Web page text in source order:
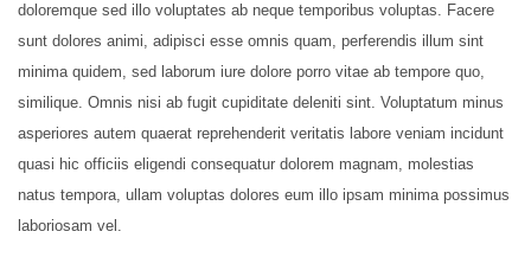
doloremque sed illo voluptates ab neque temporibus voluptas. Facere
sunt dolores animi, adipisci esse omnis quam, perferendis illum sint
minima quidem, sed laborum iure dolore porro vitae ab tempore quo,
similique. Omnis nisi ab fugit cupiditate deleniti sint. Voluptatum minus
asperiores autem quaerat reprehenderit veritatis labore veniam incidunt
quasi hic officiis eligendi consequatur dolorem magnam, molestias
natus tempora, ullam voluptas dolores eum illo ipsam minima possimus
laboriosam vel.